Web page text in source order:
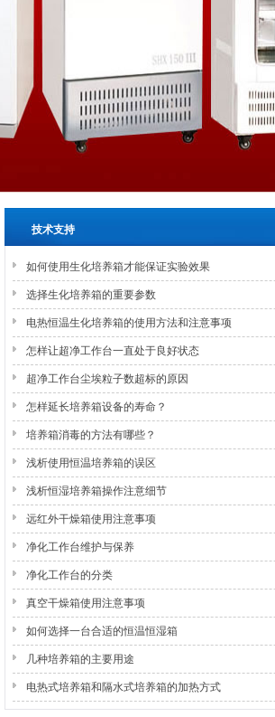
技术支持
如何使用生化培养箱才能保证实验效果
选择生化培养箱的重要参数
电热恒温生化培养箱的使用方法和注意事项
怎样让超净工作台一直处于良好状态
超净工作台尘埃粒子数超标的原因
怎样延长培养箱设备的寿命？
培养箱消毒的方法有哪些？
浅析使用恒温培养箱的误区
浅析恒湿培养箱操作注意细节
远红外干燥箱使用注意事项
净化工作台维护与保养
净化工作台的分类
真空干燥箱使用注意事项
如何选择一台合适的恒温恒湿箱
几种培养箱的主要用途
电热式培养箱和隔水式培养箱的加热方式